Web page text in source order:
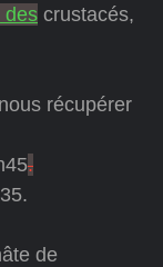
des crustacés,
récupérer
.
de